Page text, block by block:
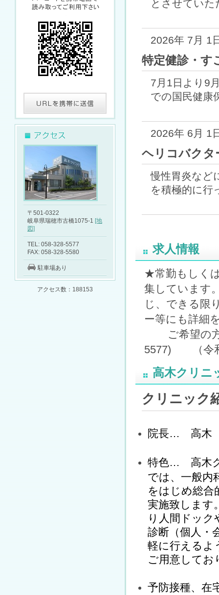
とさせていた
2026年 7月 1
特定健診・す
7月1日より9
での国民健康
2026年 6月 1
ヘリコバクタ
慢性胃炎など
を積極的に行
求人情報
★常勤もしく
集しています
じ、できる限
ー等にも詳細
ご希望の方
5577) （令
高木クリニ
クリニック
院長… 高木
特色… 高木
では、一般内
をはじめ総合
実施致します
り人間ドック
診断（個人・
軽に行えるよ
ご用意してお
予防接種、在
〒501-0322
岐阜県瑞穂市古橋1075-1 [地
図]
TEL: 058-328-5577
FAX: 058-328-5580
駐車場あり
アクセス数：188153